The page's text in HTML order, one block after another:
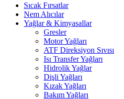
Sıcak Fırsatlar
Nem Alıcılar
Yağlar & Kimyasallar
Gresler
Motor Yağları
ATF Direksiyon Sıvısı
Isı Transfer Yağları
Hidrolik Yağlar
Dişli Yağları
Kızak Yağları
Bakım Yağları